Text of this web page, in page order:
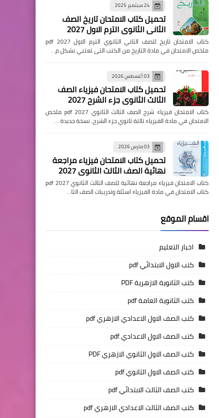
24 سبتمبر 2025
تحميل كتاب الامتحان تاريخ الصف
الثاني الثانوي الترم الاول 2027
كتاب الامتحان تاريخ للصف الثاني الثانوي الترم الاول pdf 2027
ملخص الامتحان في مادة التاريخ من الكتب التى تعتني بشكل م…
03 أغسطس 2026
تحميل كتاب الامتحان فيزياء الصف
الثالث الثانوي جزء الشرح 2027
كتاب الامتحان فيزياء شرح الصف الثالث الثانوي pdf 2027 ملخص
الامتحان في مادة الفيزياء تالتة ثانوي جزء الشرح, نسخة جديدة …
03 مارس 2026
تحميل كتاب الامتحان فيزياء مراجعة
نهائية الصف الثالث الثانوي 2027
كتاب الامتحان فيزياء مراجعة نهائية للصف الثالث الثانوي pdf 2027
كتاب الامتحان في مادة الفيزياء اسئلة وتدريبات الصف الثا…
اقسام الموقع
اخبار التعليم
كتب الاول الابتدائي pdf
كتب الثانوية الازهرية PDF
كتب الثانوية العامة pdf
كتب الصف الاول الاعدادي الازهري pdf
كتب الصف الاول الاعدادي pdf
كتب الصف الاول الثانوي الازهري PDF
كتب الصف الاول الثانوي pdf
كتب الصف الثالث الابتدائي pdf
كتب الصف الثالث الاعدادي الازهري pdf